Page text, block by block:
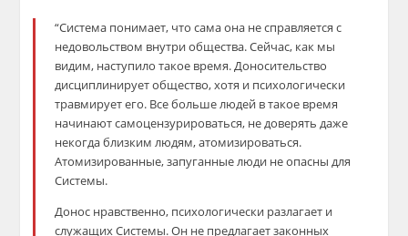
“Система понимает, что сама она не справляется с
недовольством внутри общества. Сейчас, как мы
видим, наступило такое время. Доносительство
дисциплинирует общество, хотя и психологически
травмирует его. Все больше людей в такое время
начинают самоцензурироваться, не доверять даже
некогда близким людям, атомизироваться.
Атомизированные, запуганные люди не опасны для
Системы.
Донос нравственно, психологически разлагает и
служащих Системы. Он не предлагает законных